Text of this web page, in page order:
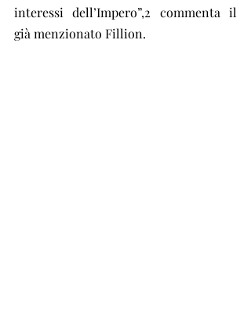
interessi dell’Impero”,2 commenta il
già menzionato Fillion.